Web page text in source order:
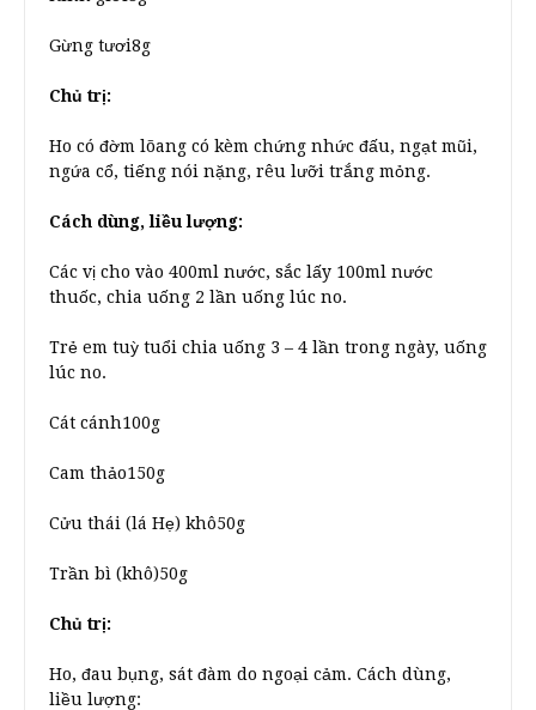
Gừng tươi8g
Chủ trị:
Ho có đờm lõang có kèm chứng nhức đấu, ngạt mũi,
ngứa cổ, tiếng nói nặng, rêu lưỡi trắng mỏng.
Cách dùng, liều lượng:
Các vị cho vào 400ml nước, sắc lấy 100ml nước
thuốc, chia uống 2 lần uống lúc no.
Trẻ em tuỳ tuổi chia uống 3 – 4 lần trong ngày, uống
lúc no.
Cát cánh100g
Cam thảo150g
Cửu thái (lá Hẹ) khô50g
Trần bì (khô)50g
Chủ trị:
Ho, đau bụng, sát đàm do ngoại cảm. Cách dùng,
liều lượng: